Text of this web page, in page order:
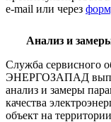
e-mail или через
Анализ и
Служба сервисного
ЭНЕРГОЗАПАД
анализ и замеры
качества
объект на